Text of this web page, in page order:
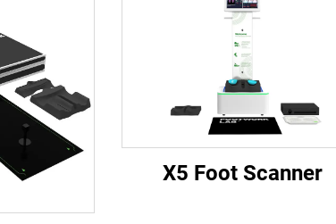
X5 Foot Scanner